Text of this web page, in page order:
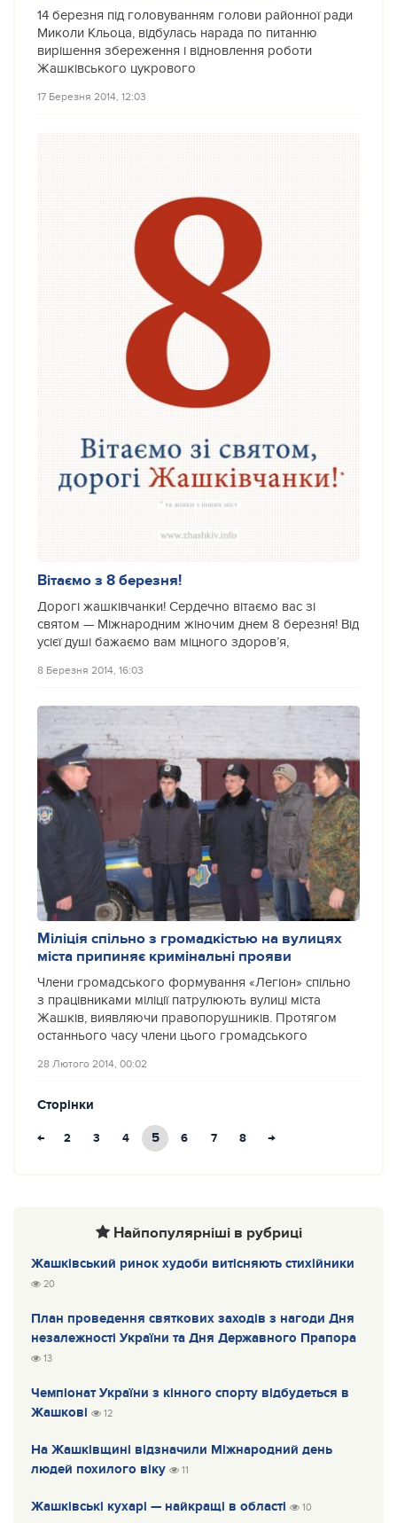
14 березня під головуванням голови районної ради
Миколи Кльоца, відбулась нарада по питанню
вирішення збереження і відновлення роботи
Жашківського цукрового
17 Березня 2014, 12:03
Вітаємо з 8 березня!
Дорогі жашківчанки! Сердечно вітаємо вас зі
святом — Міжнародним жіночим днем 8 березня! Від
усієї душі бажаємо вам міцного здоров’я,
8 Березня 2014, 16:03
Міліція спільно з громадкістью на вулицях
міста припиняє кримінальні прояви
Члени громадського формування «Легіон» спільно
з працівниками міліції патрулюють вулиці міста
Жашків, виявляючи правопорушників. Протягом
останнього часу члени цього громадського
28 Лютого 2014, 00:02
Сторінки
← 2 3 4 5 6 7 8 →
Найпопулярніші в рубриці
Жашківський ринок худоби витісняють стихійники
20
План проведення святкових заходів з нагоди Дня
незалежності України та Дня Державного Прапора
13
Чемпіонат України з кінного спорту відбудеться в
Жашкові
12
На Жашківщині відзначили Міжнародний день
людей похилого віку
11
Жашківські кухарі — найкращі в області 10